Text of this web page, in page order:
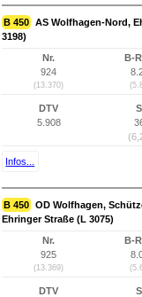
B 450 AS Wolfhagen-Nord,
3198)
Nr.
924
(13.370)
B-
DTV
5.908
Infos...
B 450 OD Wolfhagen,
Ehringer Straße (L 3075)
Nr.
925
(13.369)
B-
DTV